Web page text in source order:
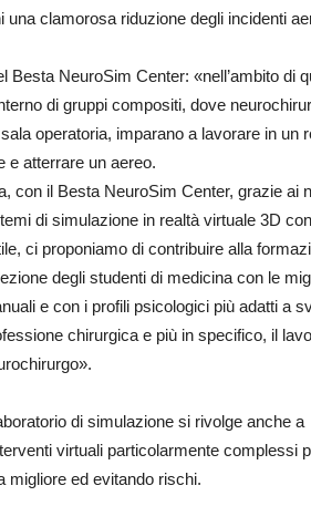
una clamorosa riduzione degli incidenti
Besta NeuroSim Center: «nell’ambito di
di gruppi compositi, dove
operatoria, imparano a lavorare in un
e atterrare un aereo.
con il Besta NeuroSim Center, grazie ai
di simulazione in realtà virtuale 3D
ci proponiamo di contribuire alla
degli studenti di medicina con le
e con i profili psicologici più adatti a
chirurgica e più in specifico, il
di simulazione si rivolge anche a
virtuali particolarmente complessi
migliore ed evitando rischi.